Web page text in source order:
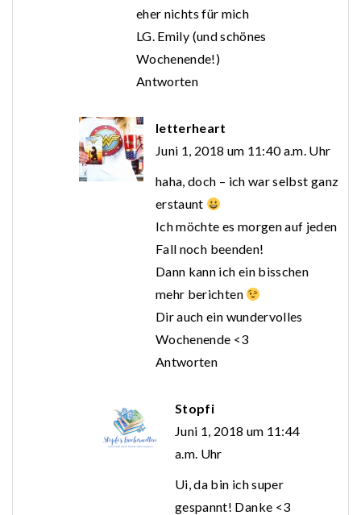
eher nichts für mich
LG. Emily (und schönes
Wochenende!)
Antworten
letterheart
Juni 1, 2018 um 11:40 a.m. Uhr
haha, doch – ich war selbst ganz
erstaunt
Ich möchte es morgen auf jeden
Fall noch beenden!
Dann kann ich ein bisschen
mehr berichten
Dir auch ein wundervolles
Wochenende <3
Antworten
Stopfi
Juni 1, 2018 um 11:44
a.m. Uhr
Ui, da bin ich super
gespannt! Danke <3